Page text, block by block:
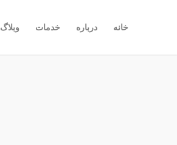
خانه درباره خدمات وبلاگ